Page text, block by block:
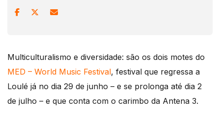
Multiculturalismo e diversidade: são os dois motes do
MED – World Music Festival, festival que regressa a
Loulé já no dia 29 de junho – e se prolonga até dia 2
de julho – e que conta com o carimbo da Antena 3.